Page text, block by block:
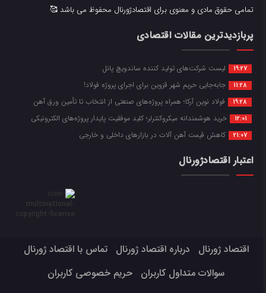
تمامی حقوق مادی و معنوی برای اقتصادژورنال محفوظ می باشد 🥰
پربازدیدترین مقالات اقتصادی
19:27 لیست شرکت‌های تولید کننده ساندویچ پانل
11:28 جابه‌جایی حریم شهر قزوین برای اجرای پروژه فولاد!
19:28 فولاد نوین آرکا؛ همراه پروژه‌های صنعتی از انتخاب تا تأمین ورق آهن
12:01 خرید هوشمندانه میکروکنترلر؛ کلید موفقیت پایدار پروژه‌های الکترونیکی
21:07 کاهش قیمت آهن آلات در بازارهای داخلی و خارجی
اعتبار اقتصادژورنال
اقتصاد ژورنال درباره اقتصاد ژورنال
تماس با اقتصاد ژورنال
سوالات متداول کاربران
حریم خصوصی کاربران